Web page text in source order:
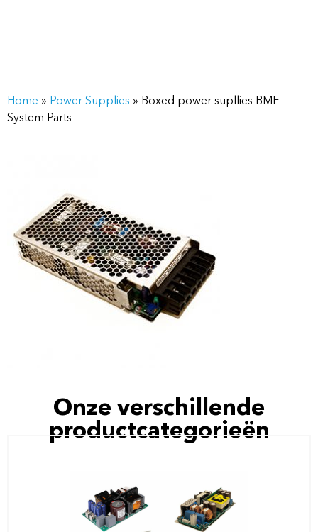
Home » Power Supplies » Boxed power supllies BMF
System Parts
Onze verschillende
productcategorieën